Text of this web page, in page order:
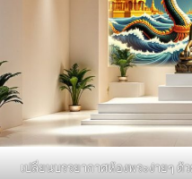
เปลี่ยนบรรยากาศห้องพระง่ายๆ